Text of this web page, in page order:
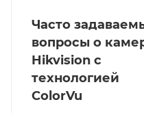
Часто
вопросы о
Hikvision с
технологией
ColorVu